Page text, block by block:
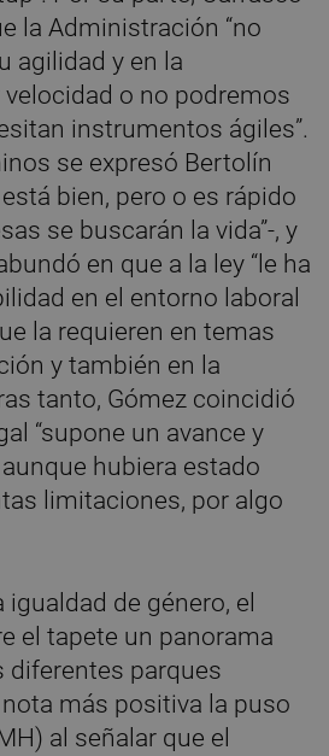
la Administración “no
agilidad y en la
o no podremos
instrumentos ágiles”.
se expresó Bertolín
bien, pero o es rápido
se buscarán la vida”-, y
en que a la ley “le ha
en el entorno laboral
la requieren en temas
y también en la
tanto, Gómez coincidió
“supone un avance y
hubiera estado
limitaciones, por algo
de género, el
el tapete un panorama
diferentes parques
más positiva la puso
al señalar que el